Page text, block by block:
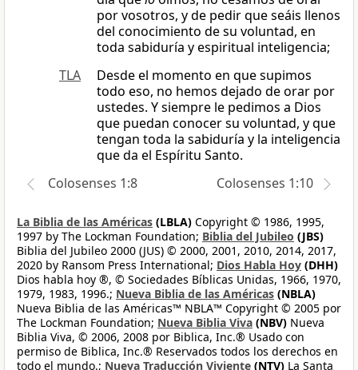
por vosotros, y de pedir que seáis llenos
del conocimiento de su voluntad, en
toda sabiduría y espiritual inteligencia;
TLA
Desde el momento en que supimos
todo eso, no hemos dejado de orar por
ustedes. Y siempre le pedimos a Dios
que puedan conocer su voluntad, y que
tengan toda la sabiduría y la inteligencia
que da el Espíritu Santo.
Colosenses 1:8
Colosenses 1:10
La Biblia de las Américas (LBLA) Copyright © 1986, 1995,
1997 by The Lockman Foundation; Biblia del Jubileo (JBS)
Biblia del Jubileo 2000 (JUS) © 2000, 2001, 2010, 2014, 2017,
2020 by Ransom Press International; Dios Habla Hoy (DHH)
Dios habla hoy ®, © Sociedades Bíblicas Unidas, 1966, 1970,
1979, 1983, 1996.; Nueva Biblia de las Américas (NBLA)
Nueva Biblia de las Américas™ NBLA™ Copyright © 2005 por
The Lockman Foundation; Nueva Biblia Viva (NBV) Nueva
Biblia Viva, © 2006, 2008 por Biblica, Inc.® Usado con
permiso de Biblica, Inc.® Reservados todos los derechos en
todo el mundo.; Nueva Traducción Viviente (NTV) La Santa